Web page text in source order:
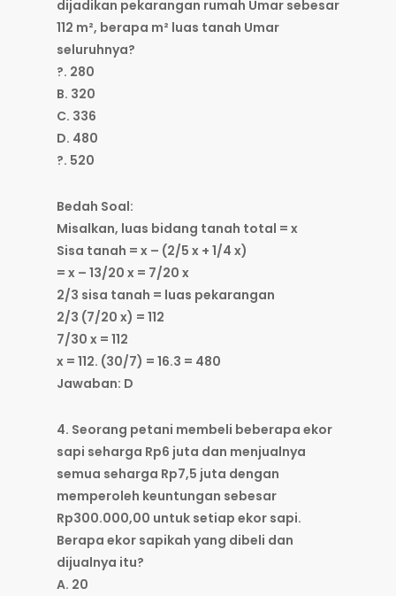
dijadikan pekarangan rumah Umar sebesar
112 m², berapa m² luas tanah Umar
seluruhnya?
?. 280
B. 320
C. 336
D. 480
?. 520
Bedah Soal:
Misalkan, luas bidang tanah total = x
Sisa tanah = x – (2/5 x + 1/4 x)
= x – 13/20 x = 7/20 x
2/3 sisa tanah = luas pekarangan
2/3 (7/20 x) = 112
7/30 x = 112
x = 112. (30/7) = 16.3 = 480
Jawaban: D
4. Seorang petani membeli beberapa ekor
sapi seharga Rp6 juta dan menjualnya
semua seharga Rp7,5 juta dengan
memperoleh keuntungan sebesar
Rp300.000,00 untuk setiap ekor sapi.
Berapa ekor sapikah yang dibeli dan
dijualnya itu?
A. 20